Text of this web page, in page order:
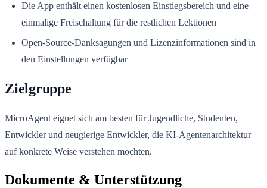
Die App enthält einen kostenlosen Einstiegsbereich und eine
einmalige Freischaltung für die restlichen Lektionen
Open-Source-Danksagungen und Lizenzinformationen sind in
den Einstellungen verfügbar
Zielgruppe
MicroAgent eignet sich am besten für Jugendliche, Studenten,
Entwickler und neugierige Entwickler, die KI-Agentenarchitektur
auf konkrete Weise verstehen möchten.
Dokumente & Unterstützung